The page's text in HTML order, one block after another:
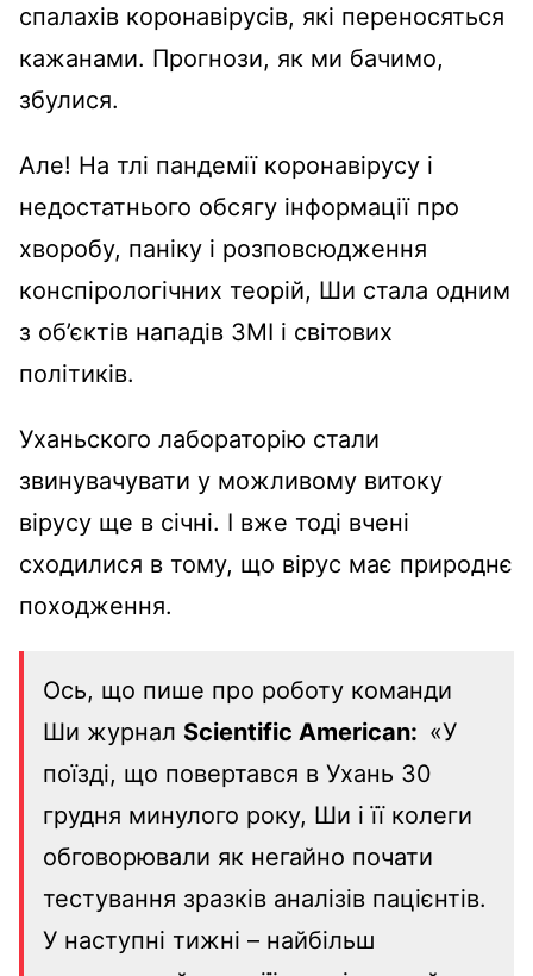
спалахів коронавірусів, які переносяться
кажанами. Прогнози, як ми бачимо,
збулися.
Але! На тлі пандемії коронавірусу і
недостатнього обсягу інформації про
хворобу, паніку і розповсюдження
конспірологічних теорій, Ши стала одним
з об’єктів нападів ЗМІ і світових
політиків.
Уханьского лабораторію стали
звинувачувати у можливому витоку
вірусу ще в січні. І вже тоді вчені
сходилися в тому, що вірус має природнє
походження.
Ось, що пише про роботу команди
Ши журнал Scientific American: «У
поїзді, що повертався в Ухань 30
грудня минулого року, Ши і її колеги
обговорювали як негайно почати
тестування зразків аналізів пацієнтів.
У наступні тижні – найбільш